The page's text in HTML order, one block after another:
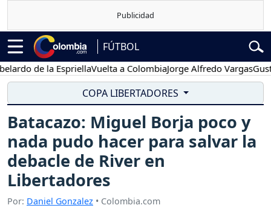
FÚTBOL
de la EspriellaVuelta a ColombiaJorge Alfredo VargasGustavo
COPA LIBERTADORES
Batacazo: Miguel Borja poco y
nada pudo hacer para salvar la
debacle de River en
Libertadores
Por: Daniel Gonzalez • Colombia.com